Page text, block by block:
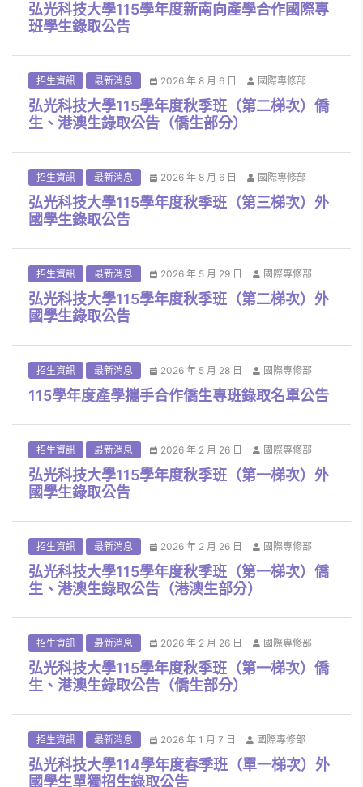
弘光科技大學115學年度新南向產學合作國際專
班學生錄取公告
招生資訊 最新消息 2026 年 8 月 6 日 國際專修部
弘光科技大學115學年度秋季班（第二梯次）僑
生、港澳生錄取公告（僑生部分）
招生資訊 最新消息 2026 年 8 月 6 日 國際專修部
弘光科技大學115學年度秋季班（第三梯次）外
國學生錄取公告
招生資訊 最新消息 2026 年 5 月 29 日 國際專修部
弘光科技大學115學年度秋季班（第二梯次）外
國學生錄取公告
招生資訊 最新消息 2026 年 5 月 28 日 國際專修部
115學年度產學攜手合作僑生專班錄取名單公告
招生資訊 最新消息 2026 年 2 月 26 日 國際專修部
弘光科技大學115學年度秋季班（第一梯次）外
國學生錄取公告
招生資訊 最新消息 2026 年 2 月 26 日 國際專修部
弘光科技大學115學年度秋季班（第一梯次）僑
生、港澳生錄取公告（港澳生部分）
招生資訊 最新消息 2026 年 2 月 26 日 國際專修部
弘光科技大學115學年度秋季班（第一梯次）僑
生、港澳生錄取公告（僑生部分）
招生資訊 最新消息 2026 年 1 月 7 日 國際專修部
弘光科技大學114學年度春季班（單一梯次）外
國學生單獨招生錄取公告